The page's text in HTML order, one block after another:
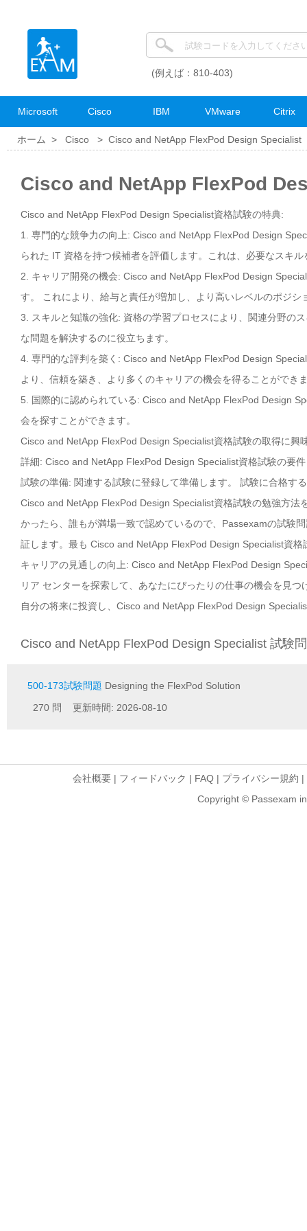
(例えば：810-403)
Microsoft Cisco IBM VMware Citrix
ホーム > Cisco > Cisco and NetApp FlexPod Design Specialist
Cisco and NetApp FlexPod
Cisco and NetApp FlexPod Design Specialist資格試験の特典:
1. 専門的な競争力の向上: Cisco and NetApp FlexPod Design
られた IT 資格を持つ候補者を評価します。これは、必要なスキ
2. キャリア開発の機会: Cisco and NetApp FlexPod Design
す。 これにより、給与と責任が増加し、より高いレベルのポジシ
3. スキルと知識の強化: 資格の学習プロセスにより、関連分野の
な問題を解決するのに役立ちます。
4. 専門的な評判を築く: Cisco and NetApp FlexPod Design
より、信頼を築き、より多くのキャリアの機会を得ることができ
5. 国際的に認められている: Cisco and NetApp FlexPod Design
会を探すことができます。
Cisco and NetApp FlexPod Design Specialist資格試験の取得に興
詳細: Cisco and NetApp FlexPod Design Specialist資格試験の要
試験の準備: 関連する試験に登録して準備します。 試験に合格す
Cisco and NetApp FlexPod Design Specialist資格試験の勉強方
かったら、誰もが満場一致で認めているので、Passexamの試験
証します。最も Cisco and NetApp FlexPod Design Specialist資
キャリアの見通しの向上: Cisco and NetApp FlexPod Design
リア センターを探索して、あなたにぴったりの仕事の機会を見つ
自分の将来に投資し、Cisco and NetApp FlexPod Design
Cisco and NetApp FlexPod Design Specialist 試験
500-173試験問題 Designing the FlexPod Solution
270 問 更新時間: 2026-08-10
会社概要 | フィードバック | FAQ | プライバシー規約 |
Copyright © Passexam